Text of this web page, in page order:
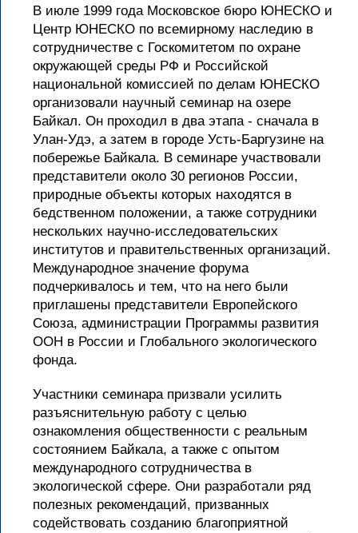
В июле 1999 года Московское бюро ЮНЕСКО и
Центр ЮНЕСКО по всемирному наследию в
сотрудничестве с Госкомитетом по охране
окружающей среды РФ и Российской
национальной комиссией по делам ЮНЕСКО
организовали научный семинар на озере
Байкал. Он проходил в два этапа - сначала в
Улан-Удэ, а затем в городе Усть-Баргузине на
побережье Байкала. В семинаре участвовали
представители около 30 регионов России,
природные объекты которых находятся в
бедственном положении, а также сотрудники
нескольких научно-исследовательских
институтов и правительственных организаций.
Международное значение форума
подчеркивалось и тем, что на него были
приглашены представители Европейского
Союза, администрации Программы развития
ООН в России и Глобального экологического
фонда.
Участники семинара призвали усилить
разъяснительную работу с целью
ознакомления общественности с реальным
состоянием Байкала, а также с опытом
международного сотрудничества в
экологической сфере. Они разработали ряд
полезных рекомендаций, призванных
содействовать созданию благоприятной